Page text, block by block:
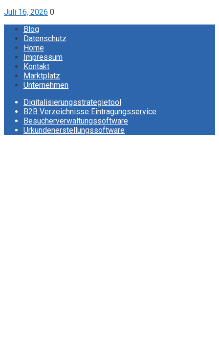
Juli 16, 2026 0
Blog
Datenschutz
Home
Impressum
Kontakt
Marktplatz
Unternehmen
Digitalisierungsstrategietool
B2B Verzeichnisse Eintragungsservice
Besucherverwaltungssoftware
Urkundenerstellungssoftware